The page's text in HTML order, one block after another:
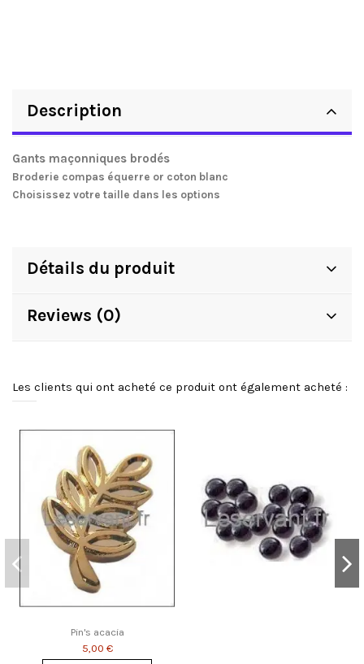
Description
Gants maçonniques brodés
Broderie compas équerre or coton blanc
Choisissez votre taille dans les options
Détails du produit
Reviews (0)
Les clients qui ont acheté ce produit ont également acheté :
Pin's acacia
5,00 €